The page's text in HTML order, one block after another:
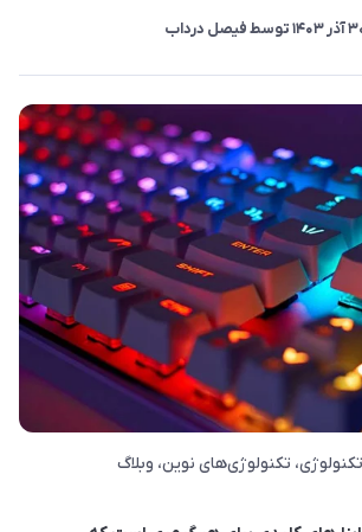
1403 توسطفیصل درداب
تکنولوژی‌های نوین وبلاگ